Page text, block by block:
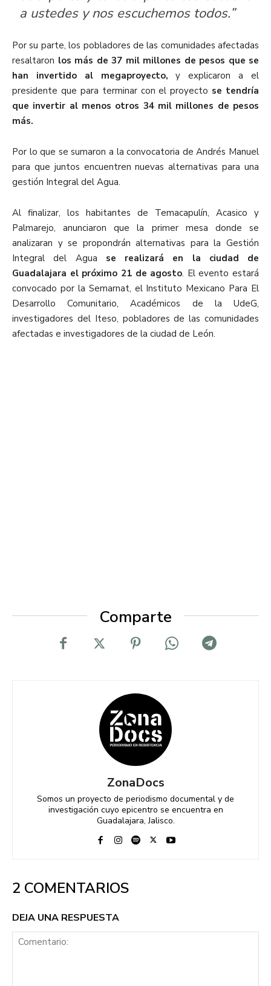
a ustedes y nos escuchemos todos.”
Por su parte, los pobladores de las comunidades afectadas
resaltaron los más de 37 mil millones de pesos que se
han invertido al megaproyecto, y explicaron a el
presidente que para terminar con el proyecto se tendría
que invertir al menos otros 34 mil millones de pesos
más.
Por lo que se sumaron a la convocatoria de Andrés Manuel
para que juntos encuentren nuevas alternativas para una
gestión Integral del Agua.
Al finalizar, los habitantes de Temacapulín, Acasico y
Palmarejo, anunciaron que la primer mesa donde se
analizaran y se propondrán alternativas para la Gestión
Integral del Agua se realizará en la ciudad de
Guadalajara el próximo 21 de agosto. El evento estará
convocado por la Semarnat, el Instituto Mexicano Para El
Desarrollo Comunitario, Académicos de la UdeG,
investigadores del Iteso, pobladores de las comunidades
afectadas e investigadores de la ciudad de León.
Comparte
ZonaDocs
Somos un proyecto de periodismo documental y de
investigación cuyo epicentro se encuentra en
Guadalajara, Jalisco.
2 COMENTARIOS
DEJA UNA RESPUESTA